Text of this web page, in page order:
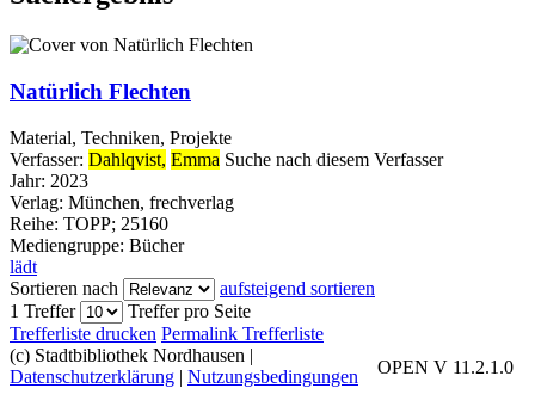
Natürlich Flechten
Material, Techniken, Projekte
Verfasser: Dahlqvist, Emma Suche nach diesem Verfasser
Jahr: 2023
Verlag: München, frechverlag
Reihe: TOPP; 25160
Mediengruppe: Bücher
lädt
Sortieren nach
aufsteigend sortieren
1 Treffer
Treffer pro Seite
Trefferliste drucken Permalink Trefferliste
OPEN V 11.2.1.0
(c) Stadtbibliothek Nordhausen |
Datenschutzerklärung | Nutzungsbedingungen